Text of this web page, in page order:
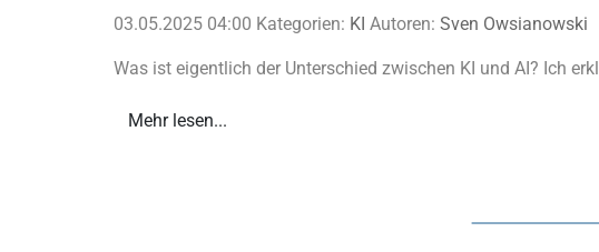
03.05.2025 04:00 Kategorien: KI Autoren: Sven Owsianowski
Was ist eigentlich der Unterschied zwischen KI und AI? Ich
Mehr lesen...